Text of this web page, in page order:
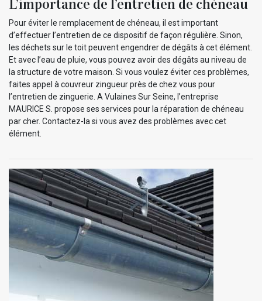
L’importance de l’entretien de chéneau
Pour éviter le remplacement de chéneau, il est important
d’effectuer l’entretien de ce dispositif de façon régulière. Sinon,
les déchets sur le toit peuvent engendrer de dégâts à cet élément.
Et avec l’eau de pluie, vous pouvez avoir des dégâts au niveau de
la structure de votre maison. Si vous voulez éviter ces problèmes,
faites appel à couvreur zingueur près de chez vous pour
l’entretien de zinguerie. A Vulaines Sur Seine, l’entreprise
MAURICE S. propose ses services pour la réparation de chéneau
par cher. Contactez-la si vous avez des problèmes avec cet
élément.